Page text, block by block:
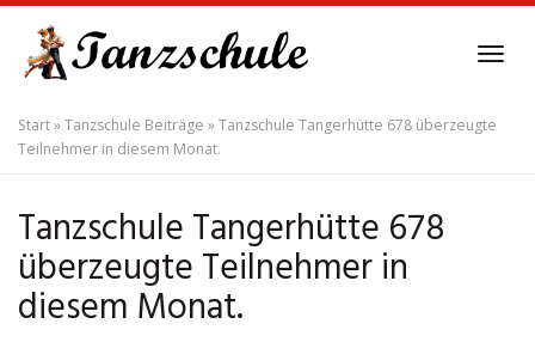
main
content
Start»Tanzschule Beiträge »Tanzschule Tangerhütte 678 überzeugte
Teilnehmer in diesem Monat.
Tanzschule Tangerhütte 678
überzeugte Teilnehmer in
diesem Monat.